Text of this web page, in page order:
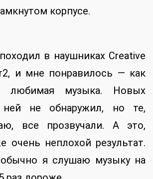
корпусе.
в наушниках Creative
и мне понравилось — как
любимая музыка. Новых
не обнаружил, но те,
все прозвучали. А это,
очень неплохой результат.
я слушаю музыку на